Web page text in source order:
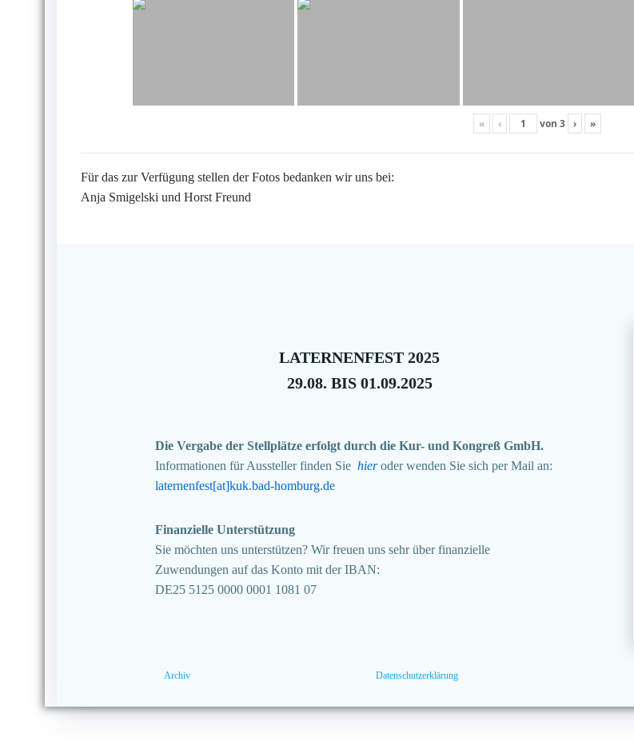
« ‹ von 3 › »
Für das zur Verfügung stellen der Fotos bedanken wir uns bei:
Anja Smigelski und Horst Freund
LATERNENFEST 2025
29.08. BIS 01.09.2025
Die Vergabe der Stellplätze erfolgt durch die Kur- und Kongreß GmbH.
Informationen für Aussteller finden Sie hieroder wenden Sie sich per Mail an:
laternenfest[at]kuk.bad-homburg.de
Finanzielle Unterstützung
Sie möchten uns unterstützen? Wir freuen uns sehr über finanzielle
Zuwendungen auf das Konto mit der IBAN:
DE25 5125 0000 0001 1081 07
Archiv Datenschutzerklärung